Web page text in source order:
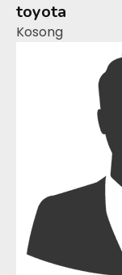
toyota
Kosong